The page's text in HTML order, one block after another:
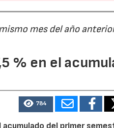
mes del año
% en el
784
del primer